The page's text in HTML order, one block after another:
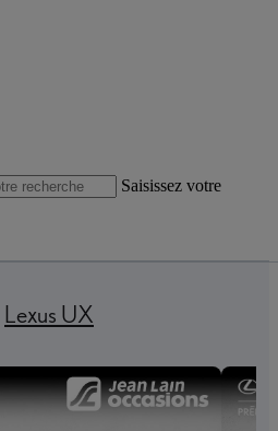
Saisissez votre
Lexus UX